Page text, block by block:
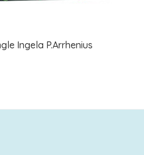
Ingela P.Arrhenius